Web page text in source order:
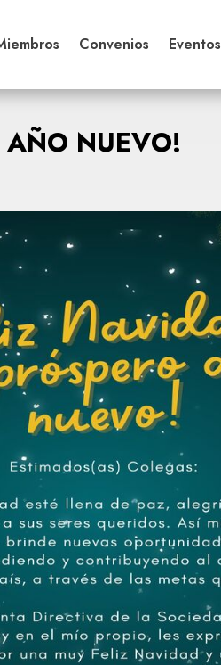
Convenios Eventos
AÑO NUEVO!